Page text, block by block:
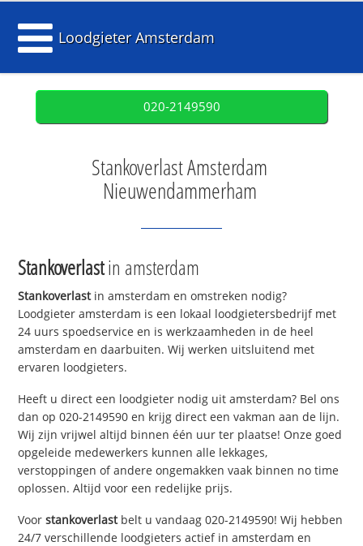
Loodgieter Amsterdam
020-2149590
Stankoverlast Amsterdam
Nieuwendammerham
Stankoverlastin amsterdam
Stankoverlastin amsterdam en omstreken nodig?
Loodgieter amsterdam is een lokaal loodgietersbedrijf met
24 uurs spoedservice en is werkzaamheden in de heel
amsterdam en daarbuiten. Wij werken uitsluitend met
ervaren loodgieters.
Heeft u direct een loodgieter nodig uit amsterdam? Bel ons
dan op 020-2149590 en krijg direct een vakman aan de lijn.
Wij zijn vrijwel altijd binnen één uur ter plaatse! Onze goed
opgeleide medewerkers kunnen alle lekkages,
verstoppingen of andere ongemakken vaak binnen no time
oplossen. Altijd voor een redelijke prijs.
Voorstankoverlastbelt u vandaag 020-2149590! Wij hebben
24/7 verschillende loodgieters actief in amsterdam en